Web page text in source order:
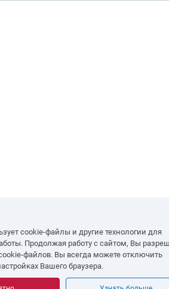
cookie-файлы и другие технологии для
Продолжая работу с сайтом, Вы
файлов. Вы всегда можете отключить
Вашего браузера.